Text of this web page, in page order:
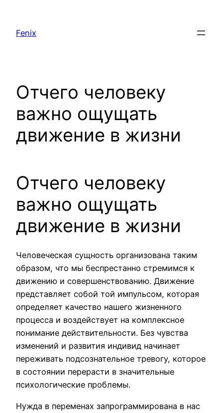
contenido
Fenix
Отчего человеку
важно ощущать
движение в жизни
Отчего человеку
важно ощущать
движение в жизни
Человеческая сущность организована таким
образом, что мы беспрестанно стремимся к
движению и совершенствованию. Движение
представляет собой той импульсом, которая
определяет качество нашего жизненного
процесса и воздействует на комплексное
понимание действительности. Без чувства
изменений и развития индивид начинает
переживать подсознательное тревогу, которое
в состоянии перерасти в значительные
психологические проблемы.
Нужда в переменах запрограммирована в нас